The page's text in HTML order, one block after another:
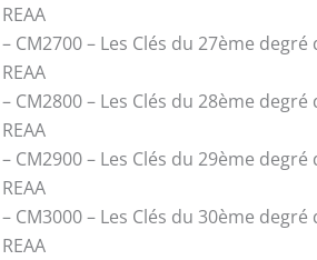
REAA
– CM2700 – Les Clés du 27ème degré
REAA
– CM2800 – Les Clés du 28ème degré
REAA
– CM2900 – Les Clés du 29ème degré
REAA
– CM3000 – Les Clés du 30ème degré
REAA